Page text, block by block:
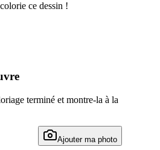
ce dessin !
terminé et montre-la à la
Ajouter ma photo